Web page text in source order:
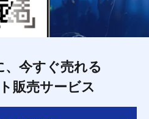
、今すぐ売れる
販売サービス